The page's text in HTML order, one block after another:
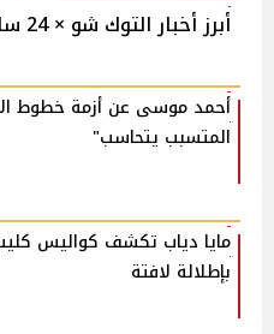
أبرز أخبار التوك شو × 24 ساعة
أحمد موسى عن أزمة خطوط
المتسبب يتحاسب"
مايا دياب تكشف كواليس
بإطلالة لافتة